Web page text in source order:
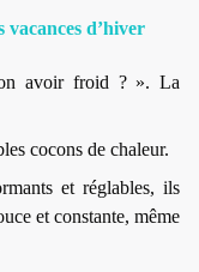
vacances d’hiver
avoir froid ? ». La
cocons de chaleur.
et réglables, ils
et constante, même